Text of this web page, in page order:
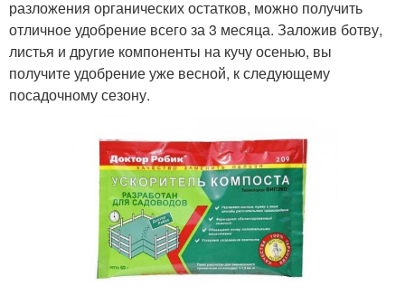
разложения органических остатков, можно получить
отличное удобрение всего за 3 месяца. Заложив ботву,
листья и другие компоненты на кучу осенью, вы
получите удобрение уже весной, к следующему
посадочному сезону.